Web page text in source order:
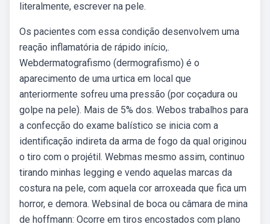
literalmente, escrever na pele.
Os pacientes com essa condição desenvolvem uma
reação inflamatória de rápido início,.
Webdermatografismo (dermografismo) é o
aparecimento de uma urtica em local que
anteriormente sofreu uma pressão (por coçadura ou
golpe na pele). Mais de 5% dos. Webos trabalhos para
a confecção do exame balístico se inicia com a
identificação indireta da arma de fogo da qual originou
o tiro com o projétil. Webmas mesmo assim, continuo
tirando minhas legging e vendo aquelas marcas da
costura na pele, com aquela cor arroxeada que fica um
horror, e demora. Websinal de boca ou câmara de mina
de hoffmann: Ocorre em tiros encostados com plano